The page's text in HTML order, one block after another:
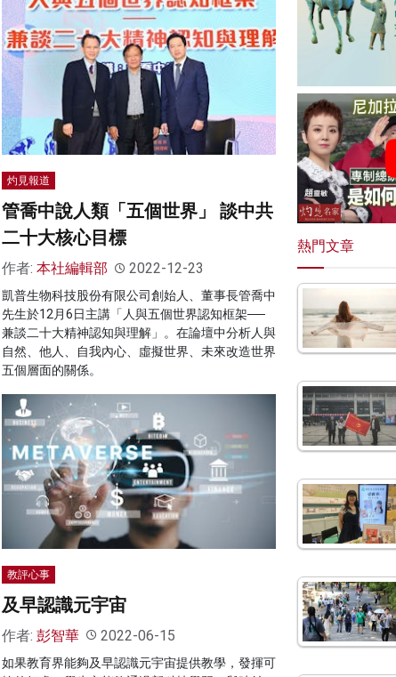
灼見報道
管喬中說人類「五個世界」 談中共
二十大核心目標
作者: 本社編輯部 2022-12-23
凱普生物科技股份有限公司創始人、董事長管喬中
先生於12月6日主講「人與五個世界認知框架──
兼談二十大精神認知與理解」。在論壇中分析人與
自然、他人、自我內心、虛擬世界、未來改造世界
五個層面的關係。
教評心事
及早認識元宇宙
作者: 彭智華 2022-06-15
如果教育界能夠及早認識元宇宙提供教學，發揮可
熱門文章